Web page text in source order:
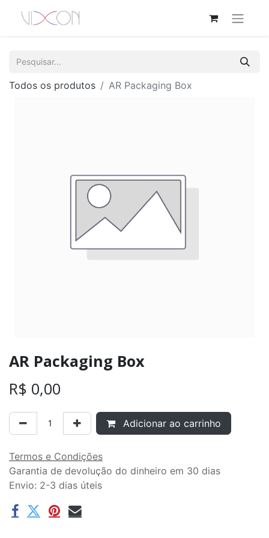
Todos os produtos AR Packaging Box
AR Packaging Box
R$ 0,00
Adicionar ao carrinho
Termos e Condições
Garantia de devolução do dinheiro em 30 dias
Envio: 2-3 dias úteis